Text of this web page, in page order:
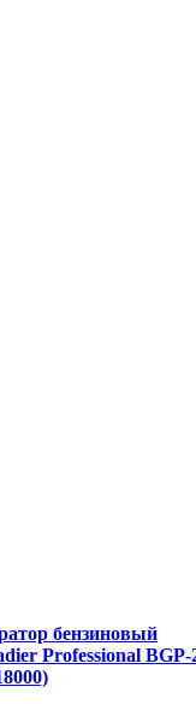
бензиновый
Professional BGP-